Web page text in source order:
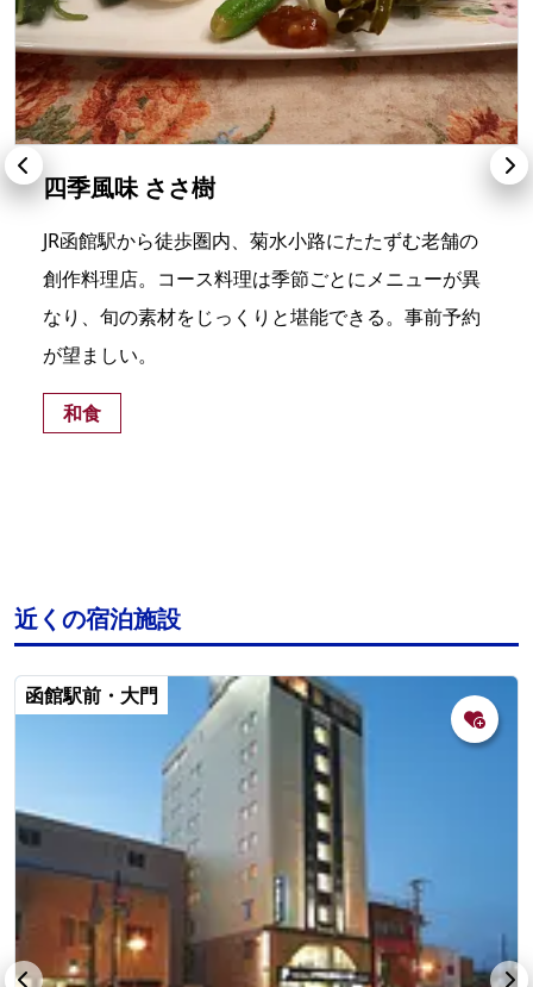
四季風味 ささ樹
JR函館駅から徒歩圏内、菊水小路にたたずむ老舗の
創作料理店。コース料理は季節ごとにメニューが異
なり、旬の素材をじっくりと堪能できる。事前予約
が望ましい。
和食
近くの宿泊施設
函館駅前・大門